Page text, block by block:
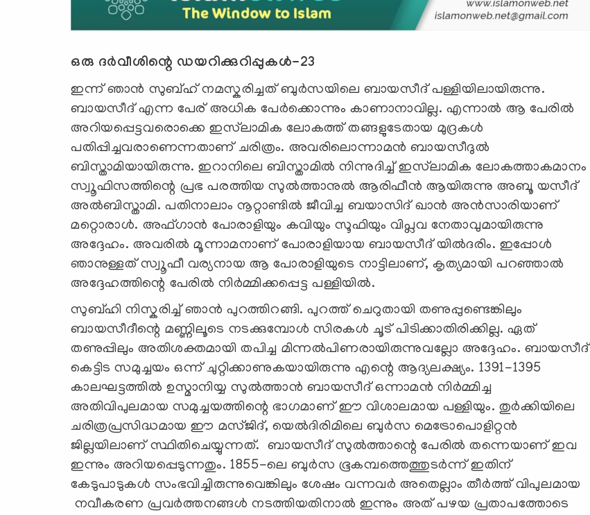
ഒരു ദർവീശിന്റെ ഡയറിക്കുറിപ്പുകൾ-23
ഇന്ന് ഞാൻ സുബ്ഹ് നമസ്കരിച്ചത് ബുർസയിലെ ബായസീദ് പള്ളിയിലായിരുന്നു.
ബായസീദ് എന്ന പേര് അധിക പേർക്കൊന്നും കാണാനാവില്ല. എന്നാൽ ആ പേരിൽ
അറിയപ്പെട്ടവരൊക്കെ ഇസ്‍ലാമിക ലോകത്ത് തങ്ങളുടേതായ മുദ്രകൾ
പതിപ്പിച്ചവരാണെന്നതാണ് ചരിത്രം. അവരിലൊന്നാമൻ ബായസീദുൽ
ബിസ്താമിയായിരുന്നു. ഇറാനിലെ ബിസ്താമിൽ നിന്നുദിച്ച് ഇസ്‍ലാമിക ലോകത്താകമാനം
സ്വൂഫിസത്തിന്റെ പ്രഭ പരത്തിയ സുൽത്താനുൽ ആരിഫീൻ ആയിരുന്നു അബൂ യസീദ്
അൽബിസ്താമി. പതിനാലാം നൂറ്റാണ്ടിൽ ജീവിച്ച ബയാസിദ് ഖാൻ അൻസാരിയാണ്
മറ്റൊരാൾ. അഫ്ഗാൻ പോരാളിയും കവിയും സൂഫിയും വിപ്ലവ നേതാവുമായിരുന്നു
അദ്ദേഹം. അവരിൽ മൂന്നാമനാണ് പോരാളിയായ ബായസീദ് യിൽദരിം. ഇപ്പോൾ
ഞാനുള്ളത് സ്വൂഫീ വര്യനായ ആ പോരാളിയുടെ നാട്ടിലാണ്, കൃത്യമായി പറഞ്ഞാൽ
അദ്ദേഹത്തിന്റെ പേരിൽ നിർമ്മിക്കപ്പെട്ട പള്ളിയിൽ.
സുബ്ഹി നിസ്കരിച്ച് ഞാൻ പുറത്തിറങ്ങി. പുറത്ത് ചെറുതായി തണുപ്പുണ്ടെങ്കിലും
ബായസീദീന്റെ മണ്ണിലൂടെ നടക്കുമ്പോൾ സിരകൾ ചൂട് പിടിക്കാതിരിക്കില്ല. ഏത്
തണുപ്പിലും അതിശക്തമായി തപിച്ച മിന്നൽപിണരായിരുന്നുവല്ലോ അദ്ദേഹം. ബായസീദ്
കെട്ടിട സമുച്ചയം ഒന്ന് ചുറ്റിക്കാണുകയായിരുന്നു എന്റെ ആദ്യലക്ഷ്യം. 1391-1395
കാലഘട്ടത്തിൽ ഉസ്മാനിയ്യ സുൽത്താൻ ബായസീദ് ഒന്നാമൻ നിർമ്മിച്ച
അതിവിപുലമായ സമുച്ചയത്തിന്റെ ഭാഗമാണ് ഈ വിശാലമായ പള്ളിയും. തുർക്കിയിലെ
ചരിത്രപ്രസിദ്ധമായ ഈ മസ്ജിദ്, യെൽദിരിമിലെ ബുർസ മെട്രോപൊളിറ്റൻ
ജില്ലയിലാണ് സ്ഥിതിചെയ്യുന്നത്. ബായസീദ് സുൽത്താന്റെ പേരിൽ തന്നെയാണ് ഇവ
ഇന്നും അറിയപ്പെടുന്നതും. 1855-ലെ ബുർസ ഭൂകമ്പത്തെത്തുടർന്ന് ഇതിന്
കേടുപാടുകൾ സംഭവിച്ചിരുന്നുവെങ്കിലും ശേഷം വന്നവർ അതെല്ലാം തീർത്ത് വിപുലമായ
നവീകരണ പ്രവർത്തനങ്ങൾ നടത്തിയതിനാൽ ഇന്നും അത് പഴയ പ്രതാപത്തോടെ